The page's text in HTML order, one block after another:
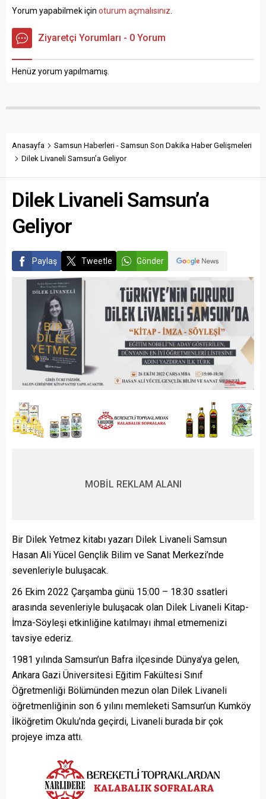
Edinilen bilgiye göre,
Celalettin B. (32)
idaresindeki 19 LH 107
plakalı buğday yüklü
kaybetmesi sonucu refüje
Cami önünde yaşan kaza
Havza ilçesinin Sontaj
Yorum yapabilmek için oturum açmalısınız
Ziyaretçi Yorumları - 0 Yorum
Henüz yorum yapılmamış.
Anasayfa
Samsun Haberleri - Samsun Son Dakika Haber Gelişmeleri
Dilek Livaneli Samsun’a Geliyor
Dilek Livaneli Samsun’a
Geliyor
Paylaş Tweetle Gönder
MOBİL REKLAM ALANI
Bir Dilek Yetmez kitabı yazarı Dilek Livaneli Samsun
Hasan Ali Yücel Gençlik Bilim ve Sanat Merkezi’nde
sevenleriyle buluşacak.
26 Ekim 2022 Çarşamba günü 15:00 – 18:30 ssatleri
arasında sevenleriyle buluşacak olan Dilek Livaneli Kitap-
İmza-Söyleşi etkinliğine katılmayı ihmal etmemenizi
tavsiye ederiz.
1981 yılında Samsun’un Bafra ilçesinde Dünya’ya gelen,
Ankara Gazi Üniversitesi Eğitim Fakültesi Sınıf
Öğretmenliği Bölümünden mezun olan Dilek Livaneli
öğretmenliğinin son 6 yılını memleketi Samsun’un Kumköy
İlköğretim Okulu’nda geçirdi, Livaneli burada bir çok
projeye imza attı.